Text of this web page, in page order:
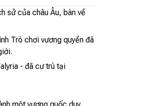
sử của châu Âu, bàn về
Trò chơi vương quyền đã
- đã cư trú tại